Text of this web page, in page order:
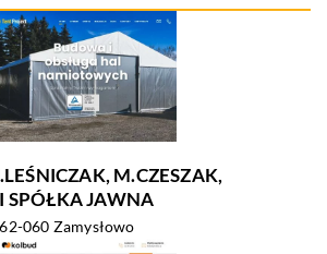
M.CZESZAK,
SPÓŁKA JAWNA
060 Zamysłowo